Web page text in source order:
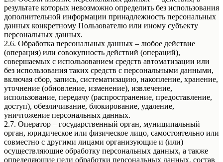
результате которых невозможно определить без использования
дополнительной информации принадлежность персональных
данных конкретному Пользователю или иному субъекту
персональных данных.
2.6. Обработка персональных данных – любое действие
(операция) или совокупность действий (операций),
совершаемых с использованием средств автоматизации или
без использования таких средств с персональными данными,
включая сбор, запись, систематизацию, накопление, хранение,
уточнение (обновление, изменение), извлечение,
использование, передачу (распространение, предоставление,
доступ), обезличивание, блокирование, удаление,
уничтожение персональных данных.
2.7. Оператор – государственный орган, муниципальный
орган, юридическое или физическое лицо, самостоятельно или
совместно с другими лицами организующие и (или)
осуществляющие обработку персональных данных, а также
определяющие цели обработки персональных данных, состав